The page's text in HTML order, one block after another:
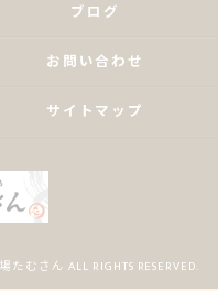
ブログ
お問い合わせ
サイトマップ
むさん ALL RIGHTS RESERVED.